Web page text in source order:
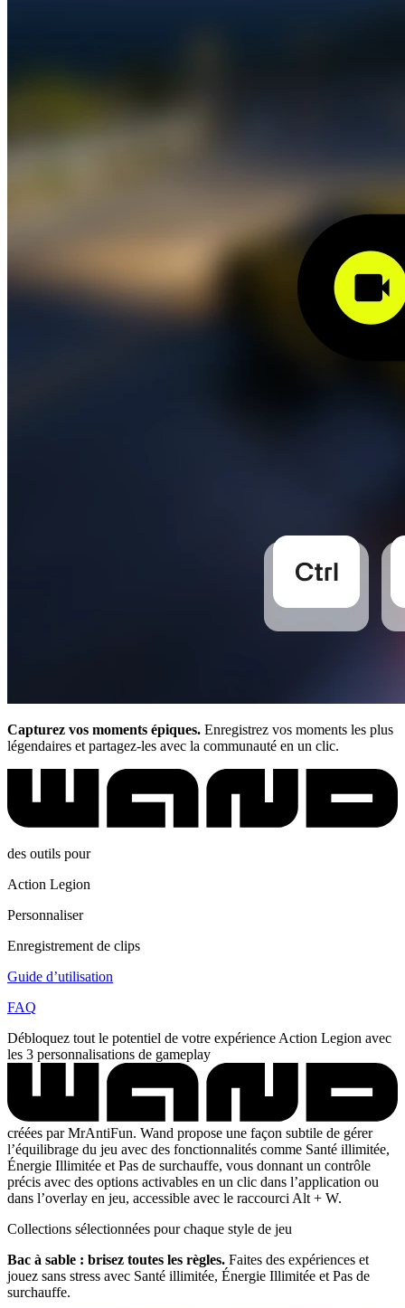
Capturez vos moments épiques. Enregistrez vos moments les plus
légendaires et partagez-les avec la communauté en un clic.
des outils pour
Action Legion
Personnaliser
Enregistrement de clips
Guide d’utilisation
FAQ
Débloquez tout le potentiel de votre expérience Action Legion avec
les 3 personnalisations de gameplay
créées par MrAntiFun. Wand propose une façon subtile de gérer
l’équilibrage du jeu avec des fonctionnalités comme Santé illimitée,
Énergie Illimitée et Pas de surchauffe, vous donnant un contrôle
précis avec des options activables en un clic dans l’application ou
dans l’overlay en jeu, accessible avec le raccourci Alt + W.
Collections sélectionnées pour chaque style de jeu
Bac à sable : brisez toutes les règles. Faites des expériences et
jouez sans stress avec Santé illimitée, Énergie Illimitée et Pas de
surchauffe.